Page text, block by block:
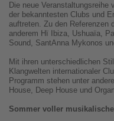
Die neue Veranstaltungsreihe
der bekanntesten Clubs und
auftreten. Zu den Referenzen
anderem Hï Ibiza, Ushuaïa,
Sound, SantAnna Mykonos
Mit ihren unterschiedlichen
Klangwelten internationaler
Programm stehen unter
House, Deep House und
Sommer voller